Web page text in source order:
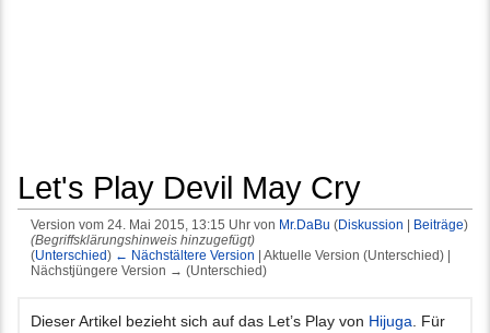
Let's Play Devil May Cry
Version vom 24. Mai 2015, 13:15 Uhr von Mr.DaBu (Diskussion Beiträge)
(Begriffsklärungshinweis hinzugefügt)
(Unterschied) ← Nächstältere Version | Aktuelle Version (Unterschied) |
Nächstjüngere Version → (Unterschied)
Dieser Artikel bezieht sich auf das Let’s Play von Hijuga . Für